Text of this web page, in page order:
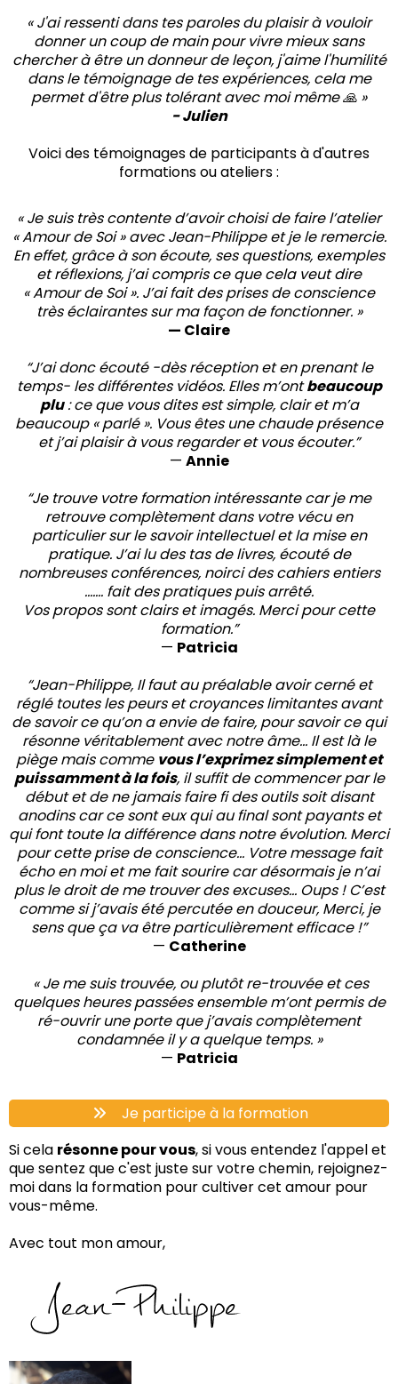
« J'ai ressenti dans tes paroles du plaisir à vouloir
donner un coup de main pour vivre mieux sans
chercher à être un donneur de leçon, j'aime l'humilité
dans le témoignage de tes expériences, cela me
permet d'être plus tolérant avec moi même 🙏 »
- Julien
Voici des témoignages de participants à d'autres
formations ou ateliers :
« Je suis très contente d’avoir choisi de faire l’atelier
« Amour de Soi » avec Jean-Philippe et je le remercie.
En effet, grâce à son écoute, ses questions, exemples
et réflexions, j’ai compris ce que cela veut dire
« Amour de Soi ». J’ai fait des prises de conscience
très éclairantes sur ma façon de fonctionner. »
— Claire
“J’ai donc écouté -dès réception et en prenant le
temps- les différentes vidéos. Elles m’ontbeaucoup
plu: ce que vous dites est simple, clair et m’a
beaucoup « parlé ». Vous êtes une chaude présence
et j’ai plaisir à vous regarder et vous écouter.”
— Annie
“Je trouve votre formation intéressante car je me
retrouve complètement dans votre vécu en
particulier sur le savoir intellectuel et la mise en
pratique. J’ai lu des tas de livres, écouté de
nombreuses conférences, noirci des cahiers entiers
……. fait des pratiques puis arrêté.
Vos propos sont clairs et imagés. Merci pour cette
formation.”
— Patricia
“Jean-Philippe, Il faut au préalable avoir cerné et
réglé toutes les peurs et croyances limitantes avant
de savoir ce qu’on a envie de faire, pour savoir ce qui
résonne véritablement avec notre âme… Il est là le
piège mais comme vous l’exprimez simplement et
puissamment à la fois, il suffit de commencer par le
début et de ne jamais faire fi des outils soit disant
anodins car ce sont eux qui au final sont payants et
qui font toute la différence dans notre évolution. Merci
pour cette prise de conscience… Votre message fait
écho en moi et me fait sourire car désormais je n’ai
plus le droit de me trouver des excuses… Oups ! C’est
comme si j’avais été percutée en douceur, Merci, je
sens que ça va être particulièrement efficace !”
— Catherine
« Je me suis trouvée, ou plutôt re-trouvée et ces
quelques heures passées ensemble m’ont permis de
ré-ouvrir une porte que j’avais complètement
condamnée il y a quelque temps. »
— Patricia
Je participe à la formation
Si cela résonne pour vous, si vous entendez l'appel et
que sentez que c'est juste sur votre chemin, rejoignez-
moi dans la formation pour cultiver cet amour pour
vous-même.
Avec tout mon amour,